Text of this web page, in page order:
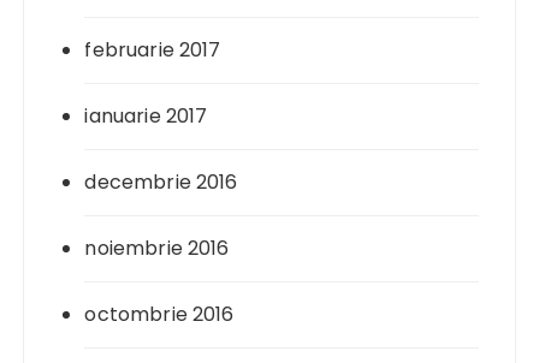
februarie 2017
ianuarie 2017
decembrie 2016
noiembrie 2016
octombrie 2016